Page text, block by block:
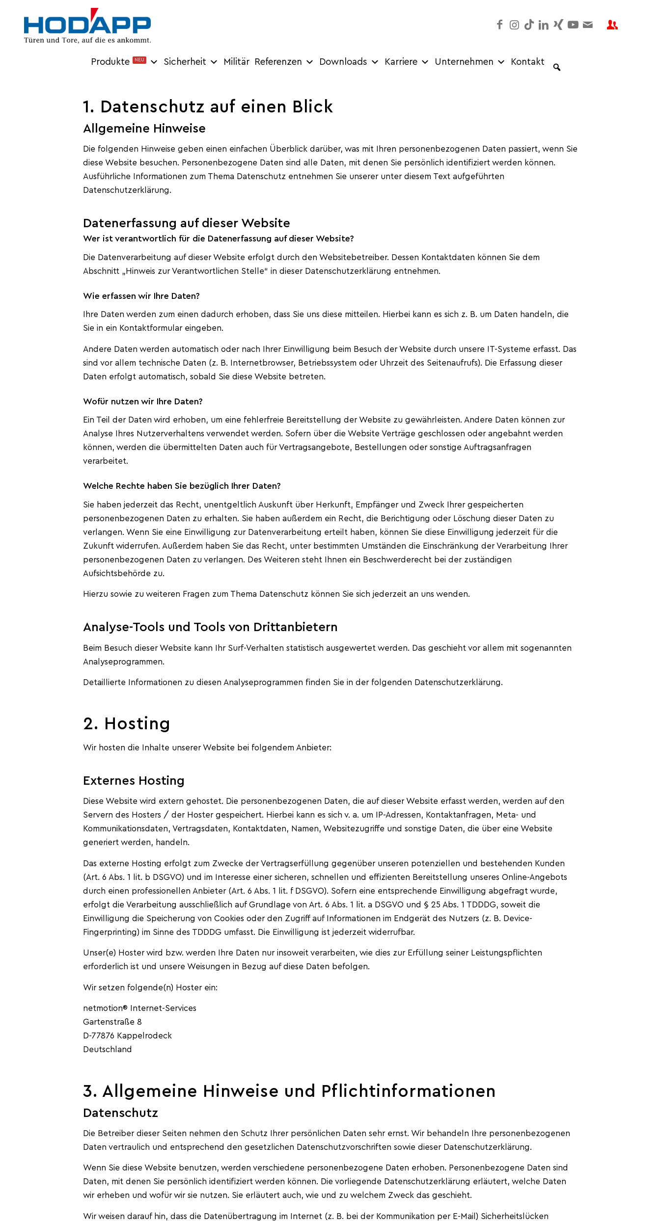
Produkte NEU Sicherheit Militär Referenzen Downloads Karriere Unternehmen Kontakt
1. Datenschutz auf einen Blick
Allgemeine Hinweise
Die folgenden Hinweise geben einen einfachen Überblick darüber, was mit Ihren personenbezogenen Daten passiert, wenn Sie
diese Website besuchen. Personenbezogene Daten sind alle Daten, mit denen Sie persönlich identifiziert werden können.
Ausführliche Informationen zum Thema Datenschutz entnehmen Sie unserer unter diesem Text aufgeführten
Datenschutzerklärung.
Datenerfassung auf dieser Website
Wer ist verantwortlich für die Datenerfassung auf dieser Website?
Die Datenverarbeitung auf dieser Website erfolgt durch den Websitebetreiber. Dessen Kontaktdaten können Sie dem
Abschnitt „Hinweis zur Verantwortlichen Stelle“ in dieser Datenschutzerklärung entnehmen.
Wie erfassen wir Ihre Daten?
Ihre Daten werden zum einen dadurch erhoben, dass Sie uns diese mitteilen. Hierbei kann es sich z. B. um Daten handeln, die
Sie in ein Kontaktformular eingeben.
Andere Daten werden automatisch oder nach Ihrer Einwilligung beim Besuch der Website durch unsere IT-Systeme erfasst. Das
sind vor allem technische Daten (z. B. Internetbrowser, Betriebssystem oder Uhrzeit des Seitenaufrufs). Die Erfassung dieser
Daten erfolgt automatisch, sobald Sie diese Website betreten.
Wofür nutzen wir Ihre Daten?
Ein Teil der Daten wird erhoben, um eine fehlerfreie Bereitstellung der Website zu gewährleisten. Andere Daten können zur
Analyse Ihres Nutzerverhaltens verwendet werden. Sofern über die Website Verträge geschlossen oder angebahnt werden
können, werden die übermittelten Daten auch für Vertragsangebote, Bestellungen oder sonstige Auftragsanfragen
verarbeitet.
Welche Rechte haben Sie bezüglich Ihrer Daten?
Sie haben jederzeit das Recht, unentgeltlich Auskunft über Herkunft, Empfänger und Zweck Ihrer gespeicherten
personenbezogenen Daten zu erhalten. Sie haben außerdem ein Recht, die Berichtigung oder Löschung dieser Daten zu
verlangen. Wenn Sie eine Einwilligung zur Datenverarbeitung erteilt haben, können Sie diese Einwilligung jederzeit für die
Zukunft widerrufen. Außerdem haben Sie das Recht, unter bestimmten Umständen die Einschränkung der Verarbeitung Ihrer
personenbezogenen Daten zu verlangen. Des Weiteren steht Ihnen ein Beschwerderecht bei der zuständigen
Aufsichtsbehörde zu.
Hierzu sowie zu weiteren Fragen zum Thema Datenschutz können Sie sich jederzeit an uns wenden.
Analyse-Tools und Tools von Dritt­anbietern
Beim Besuch dieser Website kann Ihr Surf-Verhalten statistisch ausgewertet werden. Das geschieht vor allem mit sogenannten
Analyseprogrammen.
Detaillierte Informationen zu diesen Analyseprogrammen finden Sie in der folgenden Datenschutzerklärung.
2. Hosting
Wir hosten die Inhalte unserer Website bei folgendem Anbieter:
Externes Hosting
Diese Website wird extern gehostet. Die personenbezogenen Daten, die auf dieser Website erfasst werden, werden auf den
Servern des Hosters / der Hoster gespeichert. Hierbei kann es sich v. a. um IP-Adressen, Kontaktanfragen, Meta- und
Kommunikationsdaten, Vertragsdaten, Kontaktdaten, Namen, Websitezugriffe und sonstige Daten, die über eine Website
generiert werden, handeln.
Das externe Hosting erfolgt zum Zwecke der Vertragserfüllung gegenüber unseren potenziellen und bestehenden Kunden
(Art. 6 Abs. 1 lit. b DSGVO) und im Interesse einer sicheren, schnellen und effizienten Bereitstellung unseres Online-Angebots
durch einen professionellen Anbieter (Art. 6 Abs. 1 lit. f DSGVO). Sofern eine entsprechende Einwilligung abgefragt wurde,
erfolgt die Verarbeitung ausschließlich auf Grundlage von Art. 6 Abs. 1 lit. a DSGVO und § 25 Abs. 1 TDDDG, soweit die
Einwilligung die Speicherung von Cookies oder den Zugriff auf Informationen im Endgerät des Nutzers (z. B. Device-
Fingerprinting) im Sinne des TDDDG umfasst. Die Einwilligung ist jederzeit widerrufbar.
Unser(e) Hoster wird bzw. werden Ihre Daten nur insoweit verarbeiten, wie dies zur Erfüllung seiner Leistungspflichten
erforderlich ist und unsere Weisungen in Bezug auf diese Daten befolgen.
Wir setzen folgende(n) Hoster ein:
netmotion® Internet-Services
Gartenstraße 8
D-77876 Kappelrodeck
Deutschland
3. Allgemeine Hinweise und Pflicht­informationen
Datenschutz
Die Betreiber dieser Seiten nehmen den Schutz Ihrer persönlichen Daten sehr ernst. Wir behandeln Ihre personenbezogenen
Daten vertraulich und entsprechend den gesetzlichen Datenschutzvorschriften sowie dieser Datenschutzerklärung.
Wenn Sie diese Website benutzen, werden verschiedene personenbezogene Daten erhoben. Personenbezogene Daten sind
Daten, mit denen Sie persönlich identifiziert werden können. Die vorliegende Datenschutzerklärung erläutert, welche Daten
wir erheben und wofür wir sie nutzen. Sie erläutert auch, wie und zu welchem Zweck das geschieht.
Wir weisen darauf hin, dass die Datenübertragung im Internet (z. B. bei der Kommunikation per E-Mail) Sicherheitslücken